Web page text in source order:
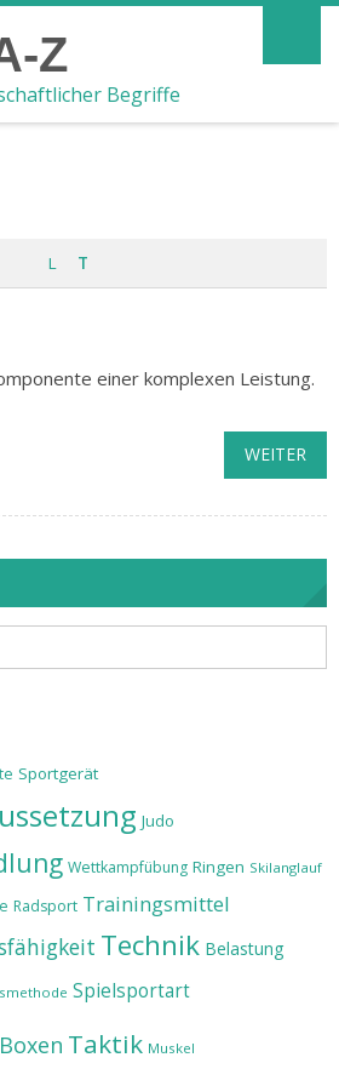
Z
Begriffe
L T
einer komplexen Leistung.
WEITER
Sportgerät
Judo
Wettkampfübung Ringen Skilanglauf
Radsport Trainingsmittel
Technik Belastung
Spielsportart
Boxen Taktik Muskel